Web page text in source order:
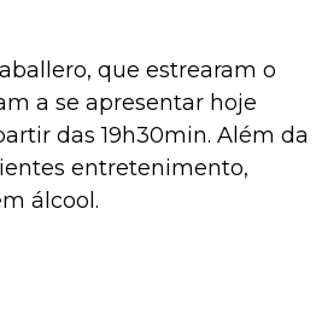
que estrearam o
a se apresentar hoje
das 19h30min. Além da
entretenimento,
álcool.